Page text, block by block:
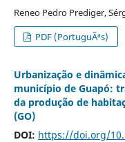
Reneo Pedro Prediger,
PDF (PortuguÃªs)
Urbanização e
município de Guapó:
da produção de
(GO)
DOI: https://doi.org/